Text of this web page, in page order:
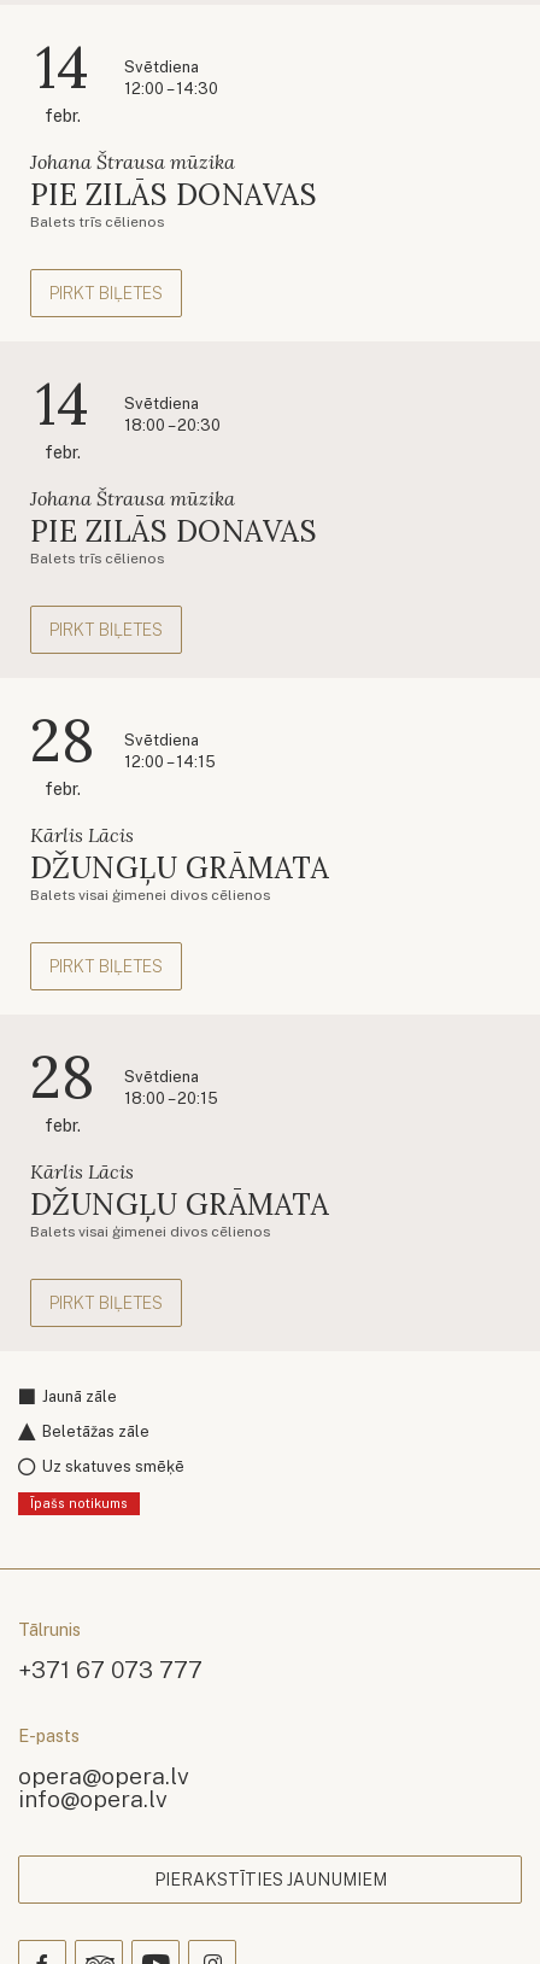
14
febr.
Svētdiena
12:00 – 14:30
Johana Štrausa mūzika
PIE ZILĀS DONAVAS
Balets trīs cēlienos
PIRKT BIĻETES
14
febr.
Svētdiena
18:00 – 20:30
Johana Štrausa mūzika
PIE ZILĀS DONAVAS
Balets trīs cēlienos
PIRKT BIĻETES
28
febr.
Svētdiena
12:00 – 14:15
Kārlis Lācis
DŽUNGĻU GRĀMATA
Balets visai ģimenei divos cēlienos
PIRKT BIĻETES
28
febr.
Svētdiena
18:00 – 20:15
Kārlis Lācis
DŽUNGĻU GRĀMATA
Balets visai ģimenei divos cēlienos
PIRKT BIĻETES
Jaunā zāle
Beletāžas zāle
Uz skatuves smēķē
Īpašs notikums
Tālrunis
+371 67 073 777
E-pasts
opera@opera.lv
info@opera.lv
PIERAKSTĪTIES JAUNUMIEM